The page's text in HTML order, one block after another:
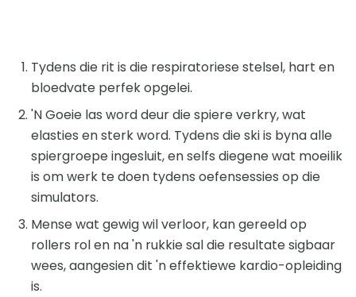
Tydens die rit is die respiratoriese stelsel, hart en
bloedvate perfek opgelei.
'N Goeie las word deur die spiere verkry, wat
elasties en sterk word. Tydens die ski is byna alle
spiergroepe ingesluit, en selfs diegene wat moeilik
is om werk te doen tydens oefensessies op die
simulators.
Mense wat gewig wil verloor, kan gereeld op
rollers rol en na 'n rukkie sal die resultate sigbaar
wees, aangesien dit 'n effektiewe kardio-opleiding
is.